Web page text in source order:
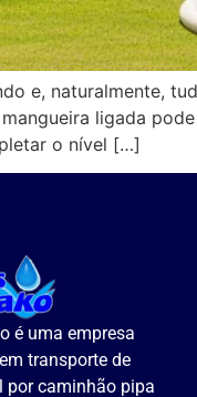
e, naturalmente,
ligada
o nível […]
é uma empresa
transporte de
por caminhão pipa